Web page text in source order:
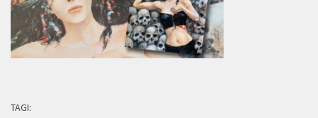
TAGI: